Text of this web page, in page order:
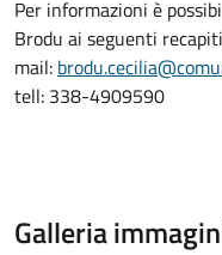
Per informazioni è
Brodu ai seguenti
mail:
tell: 338-4909590
Galleria